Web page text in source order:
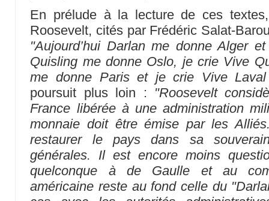
En prélude à la lecture de ces
Roosevelt, cités par Frédéric Salat-
"Aujourd’hui Darlan me donne Alger
Quisling me donne Oslo, je crie Vive
me donne Paris et je crie Vive
poursuit plus loin : "Roosevelt
France libérée à une administration
monnaie doit être émise par les
restaurer le pays dans sa
générales. Il est encore moins
quelconque à de Gaulle et au
américaine reste au fond celle du